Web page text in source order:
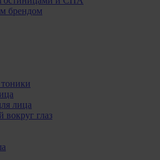
брендом
лица
вокруг глаз